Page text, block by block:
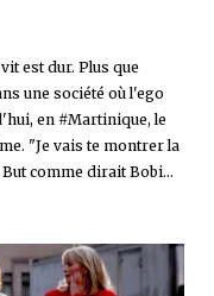
est dur. Plus que
une société où l'ego
en #Martinique, le
"Je vais te montrer la
comme dirait Bobi...